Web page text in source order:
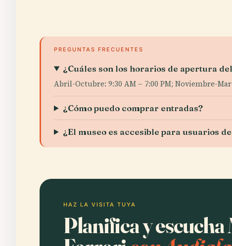
PREGUNTAS FRECUENTES
¿Cuáles son los horarios de apertura
Abril-Octubre: 9:30 AM – 7:00 PM; Noviembre-
¿Cómo puedo comprar entradas?
¿El museo es accesible para usuarios
HAZ LA VISITA TUYA
Planifica y escucha